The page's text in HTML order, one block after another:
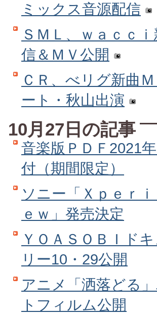
ミックス音源配信
ＳＭＬ、ｗａｃｃ
信＆ＭＶ公開
ＣＲ、べリグ新曲
ート・秋山出演
10月27日の記事
音楽版ＰＤＦ2021
付（期間限定）
ソニー「Ｘｐｅｒ
ｅｗ」発売決定
ＹＯＡＳＯＢＩド
リー10・29公開
アニメ「洒落どる
トフィルム公開